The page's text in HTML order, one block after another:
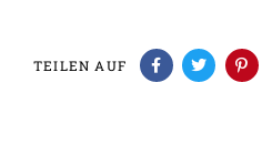
TEILEN AUF